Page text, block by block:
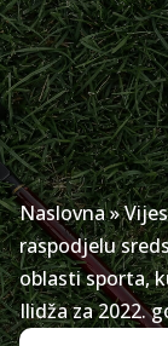
Naslovna»
raspodjelu
oblasti sporta,
Ilidža za 2022.